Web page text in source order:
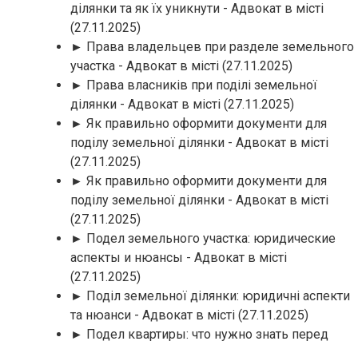
ділянки та як їх уникнути - Адвокат в місті
(27.11.2025)
► Права владельцев при разделе земельного
участка - Адвокат в місті (27.11.2025)
► Права власників при поділі земельної
ділянки - Адвокат в місті (27.11.2025)
► Як правильно оформити документи для
поділу земельної ділянки - Адвокат в місті
(27.11.2025)
► Як правильно оформити документи для
поділу земельної ділянки - Адвокат в місті
(27.11.2025)
► Подел земельного участка: юридические
аспекты и нюансы - Адвокат в місті
(27.11.2025)
► Поділ земельної ділянки: юридичні аспекти
та нюанси - Адвокат в місті (27.11.2025)
► Подел квартиры: что нужно знать перед